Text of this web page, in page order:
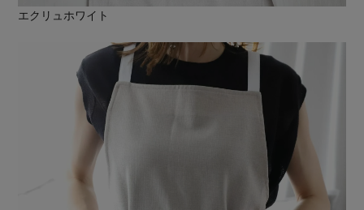
エクリュホワイト